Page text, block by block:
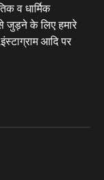
व धार्मिक
जुड़ने के लिए हमारे
आदि पर